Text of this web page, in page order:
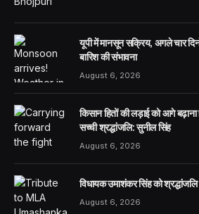
यूपी में मानसून सक्रिय, अगले चार
बारिश की संभावना
August 6, 2026
किसान हितों की लड़ाई को आगे
सच्ची श्रद्धांजलि: सुनील सिंह
August 6, 2026
विधायक उमाशंकर सिंह को श्रद्धांजलि
August 6, 2026